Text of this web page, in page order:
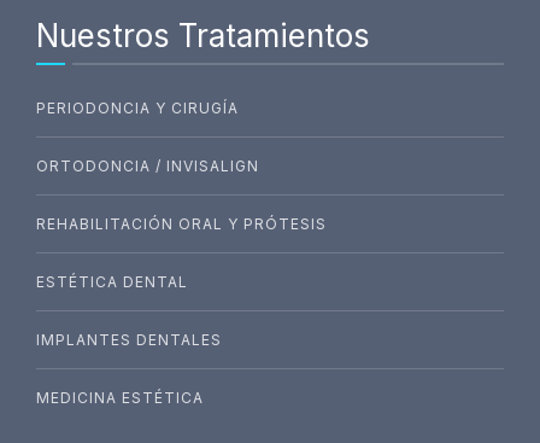
Nuestros Tratamientos
PERIODONCIA Y CIRUGÍA
ORTODONCIA / INVISALIGN
REHABILITACIÓN ORAL Y PRÓTESIS
ESTÉTICA DENTAL
IMPLANTES DENTALES
MEDICINA ESTÉTICA